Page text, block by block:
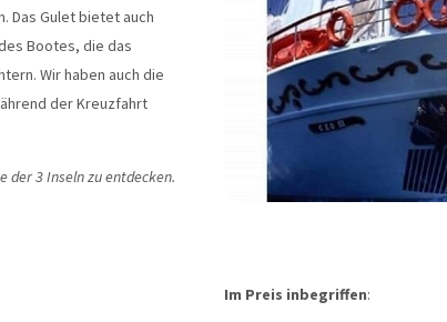
Das Gulet bietet auch
Bootes, die das
Wir haben auch die
der Kreuzfahrt
der 3 Inseln zu entdecken.
Im Preis inbegriffen: